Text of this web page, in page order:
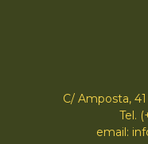
C/ Amposta,
Tel.
email: